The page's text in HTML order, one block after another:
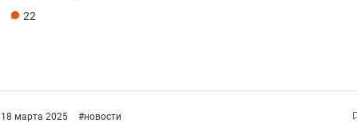
22
18 марта 2025 #новости
Опыт выживания в дикой